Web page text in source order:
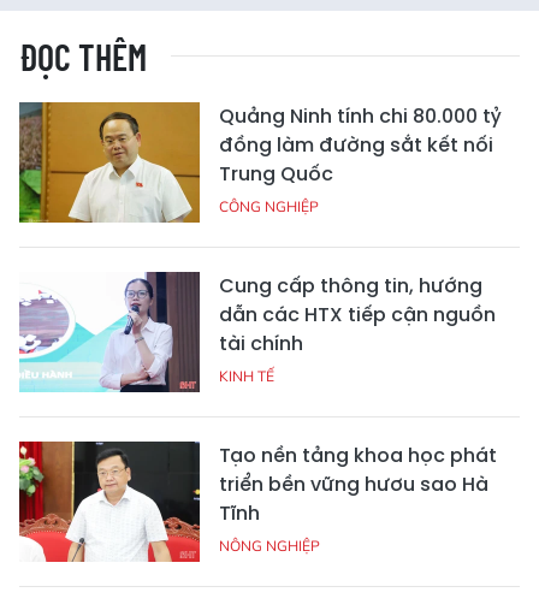
ĐỌC THÊM
Quảng Ninh tính chi 80.000 tỷ
đồng làm đường sắt kết nối
Trung Quốc
CÔNG NGHIỆP
Cung cấp thông tin, hướng
dẫn các HTX tiếp cận nguồn
tài chính
KINH TẾ
Tạo nền tảng khoa học phát
triển bền vững hươu sao Hà
Tĩnh
NÔNG NGHIỆP